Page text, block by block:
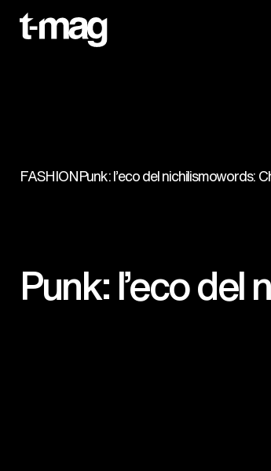
FASHIONPunk: l’eco del nichilismowords:
Punk: l’eco del